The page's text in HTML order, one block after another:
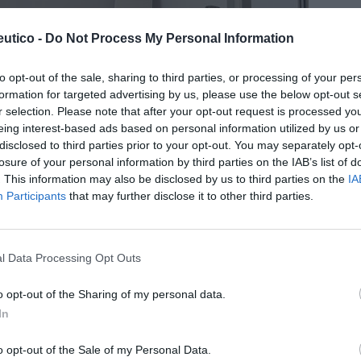
- Do Not Process My Personal Information
opt-out of the sale, sharing to third parties, or processing of your
for targeted advertising by us, please use the below opt-out
selection. Please note that after your opt-out request is processed
interest-based ads based on personal information utilized by us
to third parties prior to your opt-out. You may separately
of your personal information by third parties on the IAB’s list of
This information may also be disclosed by us to third parties on the
Participants that may further disclose it to other third parties.
Data Processing Opt Outs
opt-out of the Sharing of my personal data.
opt-out of the Sale of my Personal Data.
formación docente y el
del residente en la
enseñar’
salud mental y la simulación clínica como pilares clave
complemento alimenticio que
el bienestar emocional, mental